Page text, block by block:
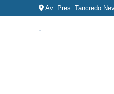
Av. Pres. Tancredo